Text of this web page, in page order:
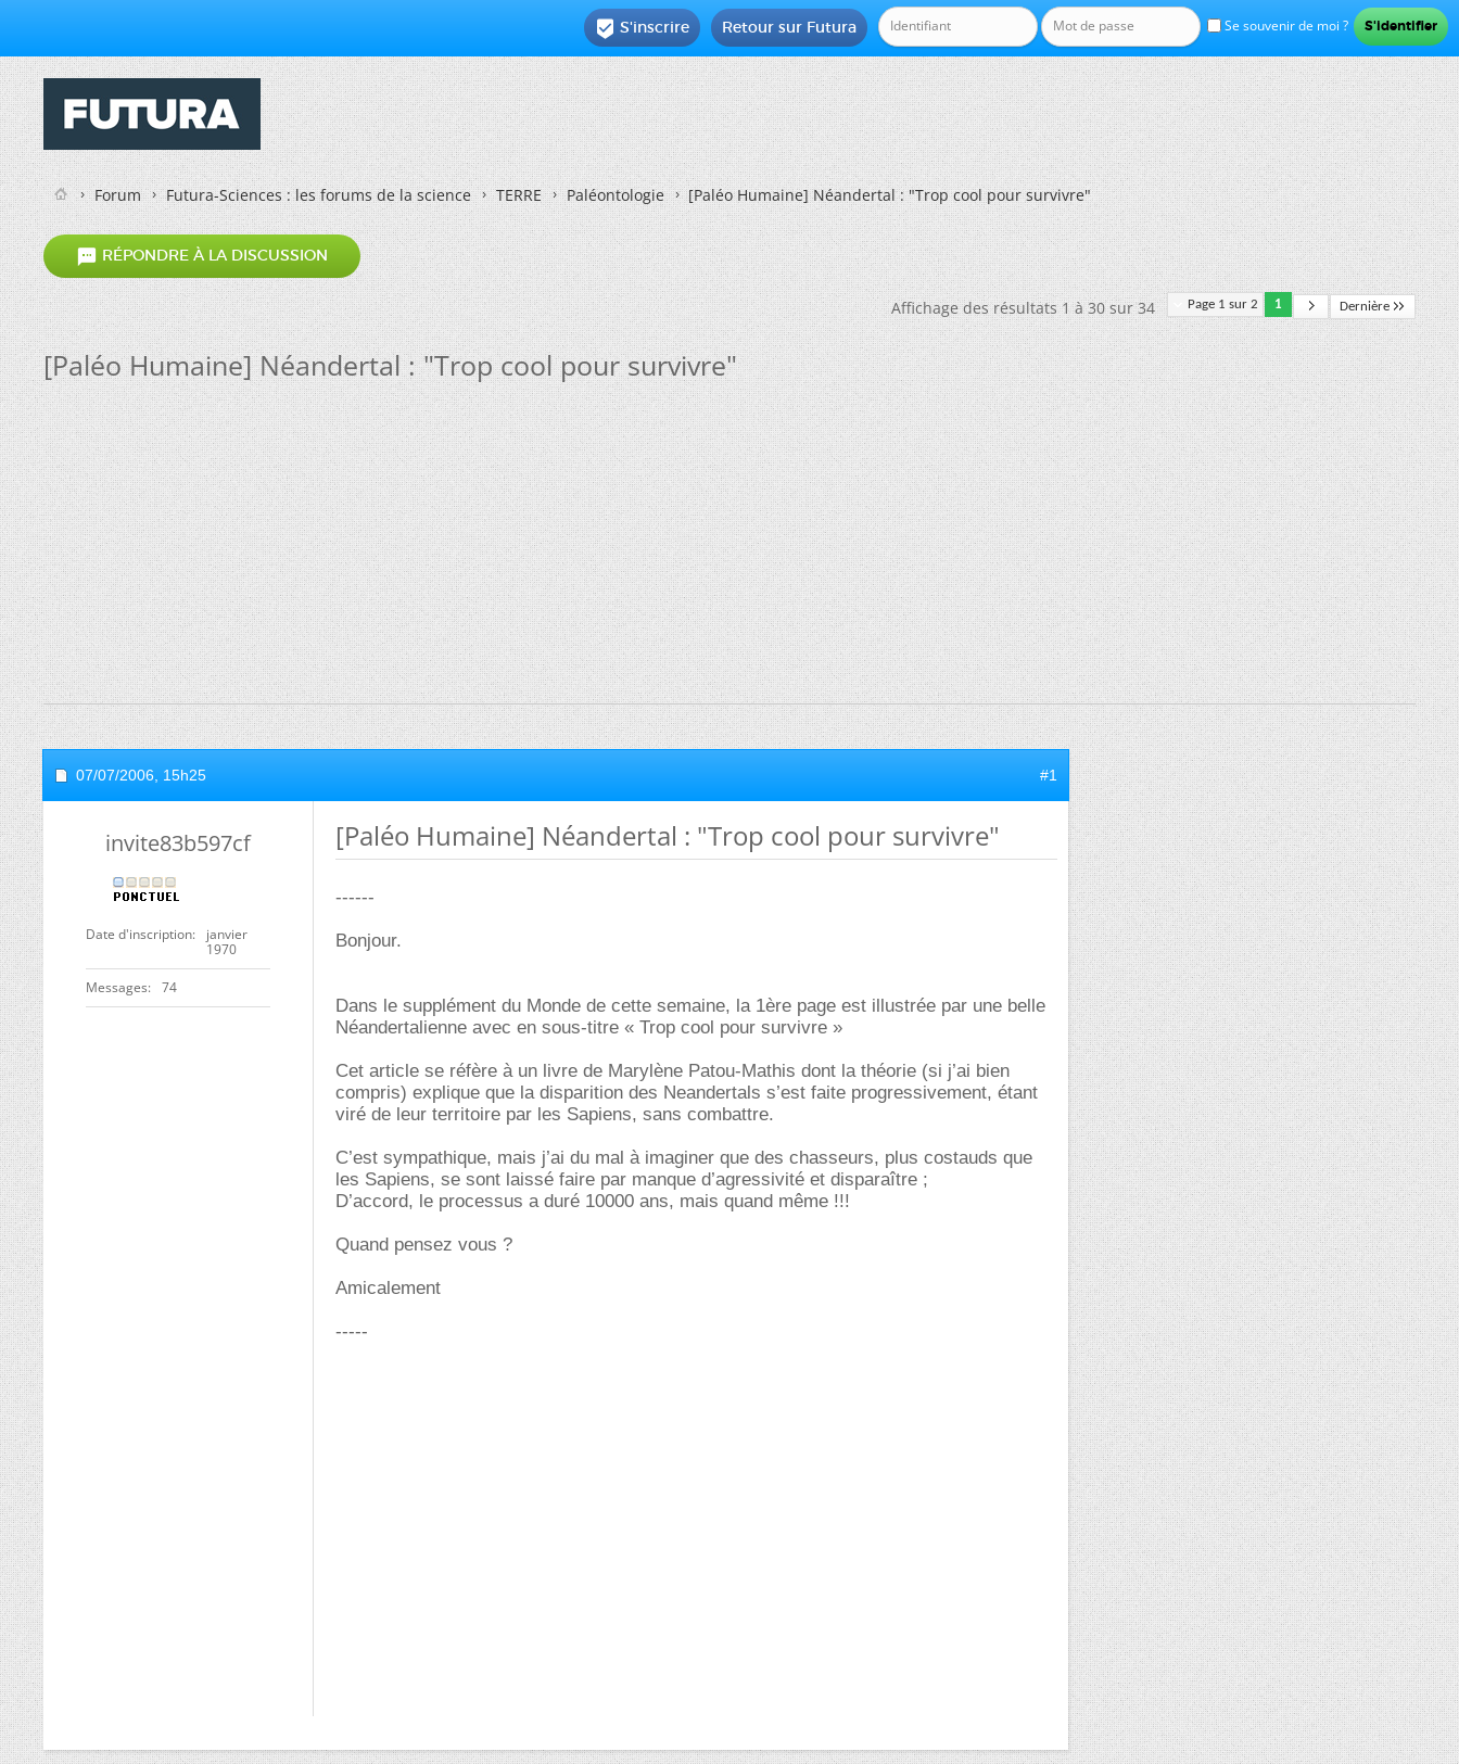
Se souvenir de moi ?
Retour sur Futura
 S'inscrire
Forum Futura-Sciences : les forums de la science TERRE Paléontologie [Paléo Humaine] Néandertal : "Trop cool pour survivre"
 RÉPONDRE À LA DISCUSSION
Page 1 sur 2 1 Dernière
Affichage des résultats 1 à 30 sur 34
[Paléo Humaine] Néandertal : "Trop cool pour survivre"
07/07/2006, 15h25 #1
invite83b597cf
Date d'inscription
janvier
1970
Messages 74
[Paléo Humaine] Néandertal : "Trop cool pour survivre"
------
Bonjour.
Dans le supplément du Monde de cette semaine, la 1ère page est illustrée par une belle
Néandertalienne avec en sous-titre « Trop cool pour survivre »
Cet article se réfère à un livre de Marylène Patou-Mathis dont la théorie (si j’ai bien
compris) explique que la disparition des Neandertals s’est faite progressivement, étant
viré de leur territoire par les Sapiens, sans combattre.
C’est sympathique, mais j’ai du mal à imaginer que des chasseurs, plus costauds que
les Sapiens, se sont laissé faire par manque d’agressivité et disparaître ;
D’accord, le processus a duré 10000 ans, mais quand même !!!
Quand pensez vous ?
Amicalement
-----